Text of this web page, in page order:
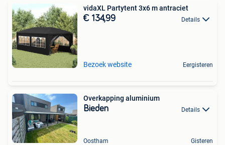
vidaXL Partytent 3x6 m antraciet
€ 134,99 Details
Bezoek website Eergisteren
Overkapping aluminium
Bieden Details
Oostham Gisteren